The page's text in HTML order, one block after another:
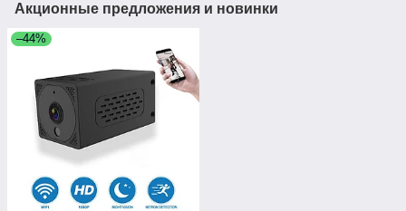
Акционные предложения и новинки
–44%